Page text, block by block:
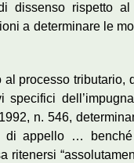
dissenso rispetto
a determinare le
processo tributario,
specifici
n. 546,
di appello …
ritenersi